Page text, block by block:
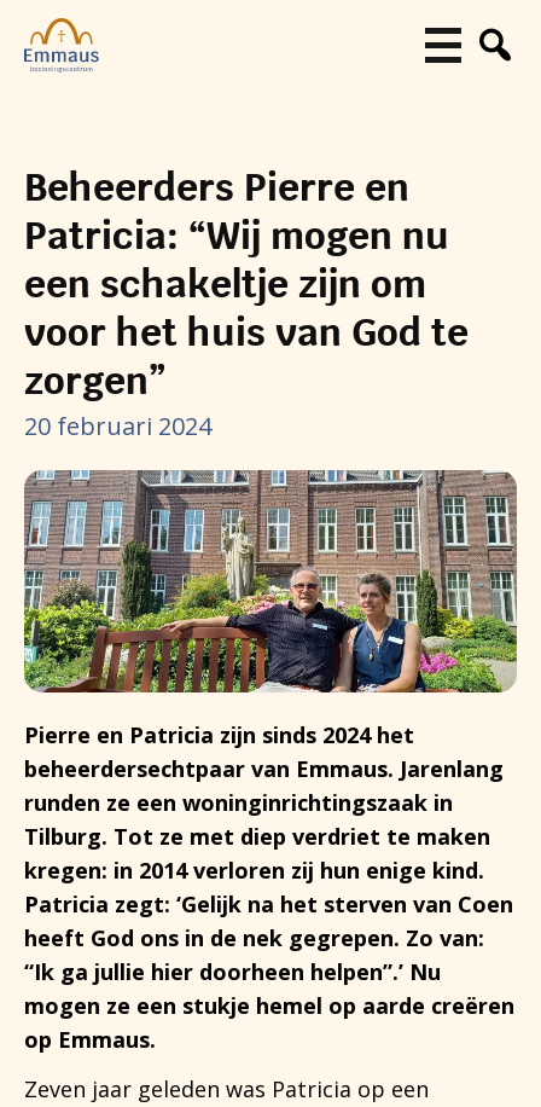
Beheerders Pierre en
Patricia: “Wij mogen nu
een schakeltje zijn om
voor het huis van God te
zorgen”
20 februari 2024
Pierre en Patricia zijn sinds 2024 het
beheerdersechtpaar van Emmaus. Jarenlang
runden ze een woninginrichtingszaak in
Tilburg. Tot ze met diep verdriet te maken
kregen: in 2014 verloren zij hun enige kind.
Patricia zegt: ‘Gelijk na het sterven van Coen
heeft God ons in de nek gegrepen. Zo van:
“Ik ga jullie hier doorheen helpen”.’ Nu
mogen ze een stukje hemel op aarde creëren
op Emmaus.
Zeven jaar geleden was Patricia op een